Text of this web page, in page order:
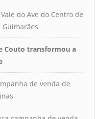
do Ave do Centro de
Couto transformou a
de venda de